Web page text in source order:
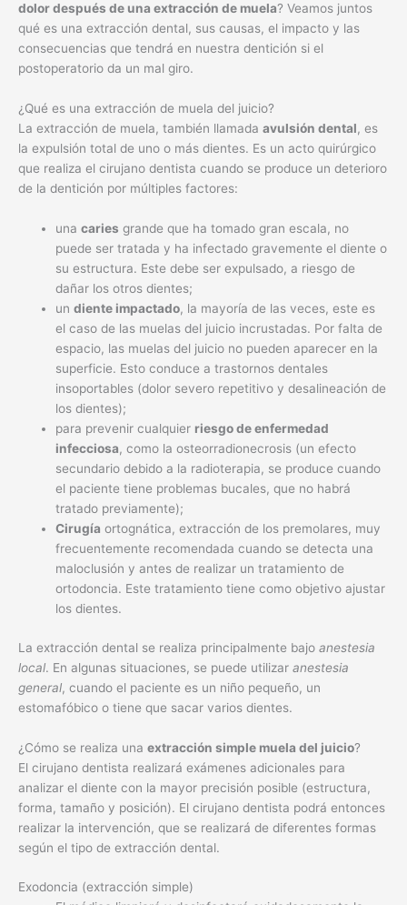
dolor después de una extracción de muela? Veamos juntos
qué es una extracción dental, sus causas, el impacto y las
consecuencias que tendrá en nuestra dentición si el
postoperatorio da un mal giro.
¿Qué es una extracción de muela del juicio?
La extracción de muela, también llamada avulsión dental, es
la expulsión total de uno o más dientes. Es un acto quirúrgico
que realiza el cirujano dentista cuando se produce un deterioro
de la dentición por múltiples factores:
unacaries grande que ha tomado gran escala, no
puede ser tratada y ha infectado gravemente el diente o
su estructura. Este debe ser expulsado, a riesgo de
dañar los otros dientes;
undiente impactado, la mayoría de las veces, este es
el caso de las muelas del juicio incrustadas. Por falta de
espacio, las muelas del juicio no pueden aparecer en la
superficie. Esto conduce a trastornos dentales
insoportables (dolor severo repetitivo y desalineación de
los dientes);
para prevenir cualquier riesgo de enfermedad
infecciosa, como la osteorradionecrosis (un efecto
secundario debido a la radioterapia, se produce cuando
el paciente tiene problemas bucales, que no habrá
tratado previamente);
Cirugía ortognática, extracción de los premolares, muy
frecuentemente recomendada cuando se detecta una
maloclusión y antes de realizar un tratamiento de
ortodoncia. Este tratamiento tiene como objetivo ajustar
los dientes.
La extracción dental se realiza principalmente bajo anestesia
local. En algunas situaciones, se puede utilizar anestesia
general, cuando el paciente es un niño pequeño, un
estomafóbico o tiene que sacar varios dientes.
¿Cómo se realiza una extracción simple muela del juicio?
El cirujano dentista realizará exámenes adicionales para
analizar el diente con la mayor precisión posible (estructura,
forma, tamaño y posición). El cirujano dentista podrá entonces
realizar la intervención, que se realizará de diferentes formas
según el tipo de extracción dental.
Exodoncia (extracción simple)